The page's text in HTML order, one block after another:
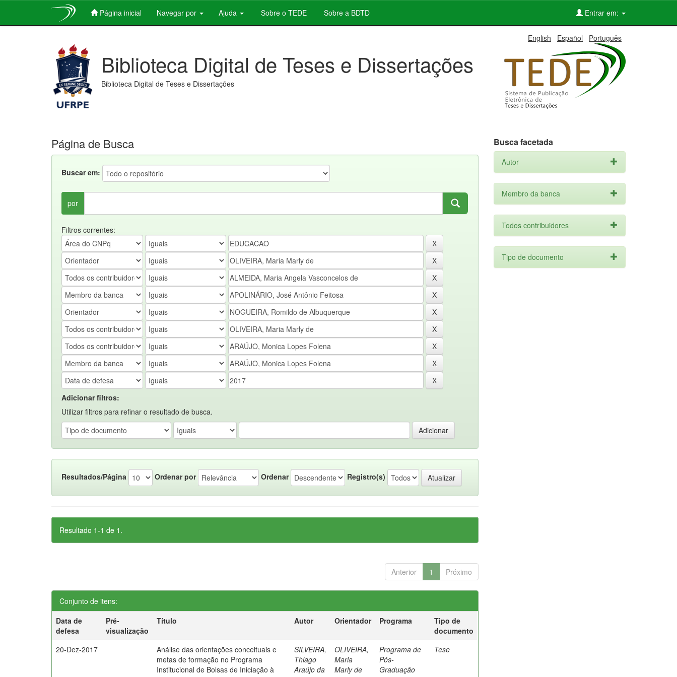
Página inicial Navegar por Ajuda Sobre o TEDE Sobre a BDTD Entrar em:
English Español Português
Biblioteca Digital de Teses e Dissertações
Biblioteca Digital de Teses e Dissertações
Página de Busca
Buscar em:
por
Filtros correntes:
Adicionar filtros:
Utilizar filtros para refinar o resultado de busca.
Resultados/Página Ordenar por Ordenar Registro(s)
Resultado 1-1 de 1.
Anterior 1 Próximo
Conjunto de itens:
Data de
defesa
Pré-
visualização
Título Autor Orientador Programa
Tipo de
documento
20-Dez-2017
Análise das orientações conceituais e
metas de formação no Programa
Institucional de Bolsas de Iniciação à
SILVEIRA,
Thiago
Araújo da
OLIVEIRA,
Maria
Marly de
Programa de
Pós-
Graduação
Tese
Busca facetada
Autor
Membro da banca
Todos contribuidores
Tipo de documento